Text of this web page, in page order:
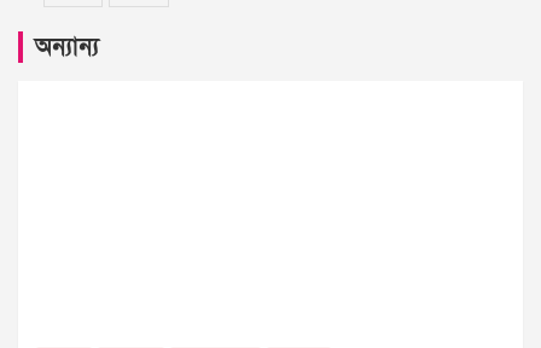
অন্যান্য